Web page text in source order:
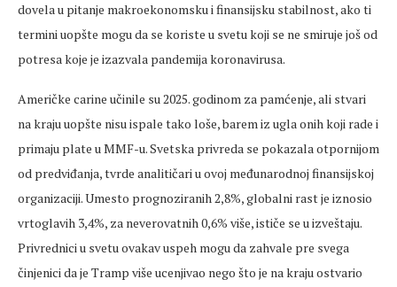
dovela u pitanje makroekonomsku i finansijsku stabilnost, ako ti
termini uopšte mogu da se koriste u svetu koji se ne smiruje još od
potresa koje je izazvala pandemija koronavirusa.
Američke carine učinile su 2025. godinom za pamćenje, ali stvari
na kraju uopšte nisu ispale tako loše, barem iz ugla onih koji rade i
primaju plate u MMF-u. Svetska privreda se pokazala otpornijom
od predviđanja, tvrde analitičari u ovoj međunarodnoj finansijskoj
organizaciji. Umesto prognoziranih 2,8%, globalni rast je iznosio
vrtoglavih 3,4%, za neverovatnih 0,6% više, ističe se u izveštaju.
Privrednici u svetu ovakav uspeh mogu da zahvale pre svega
činjenici da je Tramp više ucenjivao nego što je na kraju ostvario